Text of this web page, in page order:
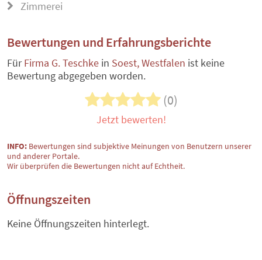
Zimmerei
Bewertungen und Erfahrungsberichte
FürFirma G. Teschke in Soest, Westfalen ist keine
Bewertung abgegeben worden.
(0)
Jetzt bewerten!
INFO: Bewertungen sind subjektive Meinungen von Benutzern unserer
und anderer Portale.
Wir überprüfen die Bewertungen nicht auf Echtheit.
Öffnungszeiten
Keine Öffnungszeiten hinterlegt.